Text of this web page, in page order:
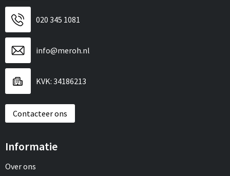
020 345 1081
info@meroh.nl
KVK: 34186213
Contacteer ons
Informatie
Over ons